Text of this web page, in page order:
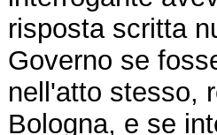
risposta scritta
Governo se
nell'atto stesso,
Bologna, e se